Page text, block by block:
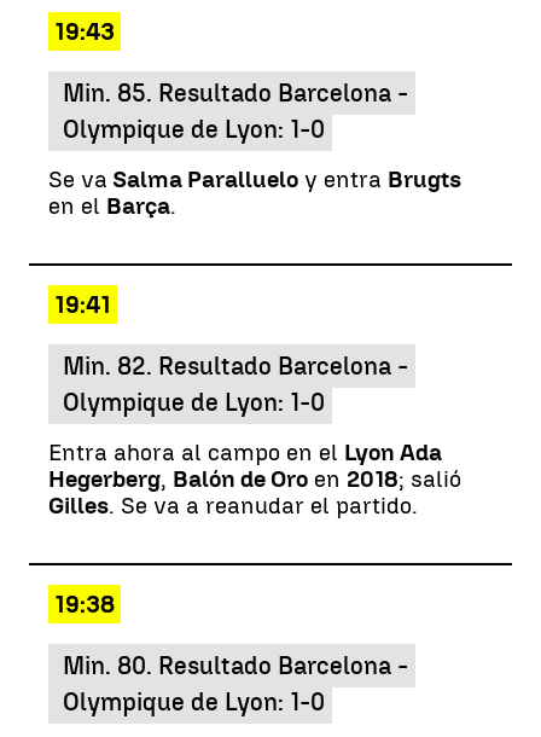
19:43
Min. 85. Resultado Barcelona -
Olympique de Lyon: 1-0
Se va Salma Paralluelo y entra Brugts
en el Barça.
19:41
Min. 82. Resultado Barcelona -
Olympique de Lyon: 1-0
Entra ahora al campo en el Lyon Ada
Hegerberg, Balón de Oro en 2018; salió
Gilles. Se va a reanudar el partido.
19:38
Min. 80. Resultado Barcelona -
Olympique de Lyon: 1-0